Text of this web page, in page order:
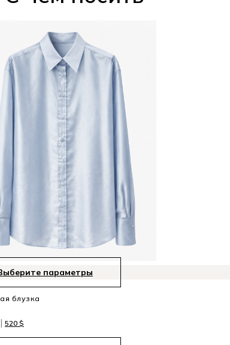
параметры
блузка
520 $